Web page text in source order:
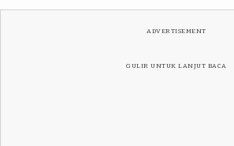
ADVERTISEMENT
GULIR UNTUK LANJUT BACA